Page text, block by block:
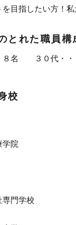
を目指したい方！
とれた職員構
・８名 ３０代
校
学院
専門学校